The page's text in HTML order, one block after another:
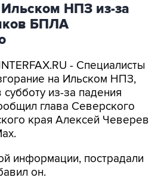
НПЗ из-за
БПЛА
- Специалисты
на Ильском НПЗ,
из-за падения
глава Северского
края Алексей Чеверев
информации, пострадали
он.